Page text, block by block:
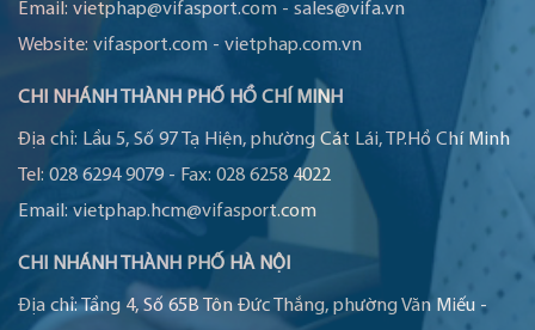
Email: vietphap@vifasport.com - sales@vifa.vn
Website: vifasport.com - vietphap.com.vn
CHI NHÁNH THÀNH PHỐ HỒ CHÍ MINH
Địa chỉ: Lầu 5, Số 97 Tạ Hiện, phường Cát Lái, TP.Hồ Chí Minh
Tel: 028 6294 9079- Fax: 028 6258 4022
Email: vietphap.hcm@vifasport.com
CHI NHÁNH THÀNH PHỐ HÀ NỘI
Địa chỉ:Tầng 4, Số 65B Tôn Đức Thắng, phường Văn Miếu -